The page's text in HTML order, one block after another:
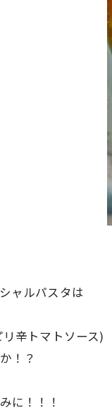
ャルパスタは
辛トマトソース)
！？
に！！！